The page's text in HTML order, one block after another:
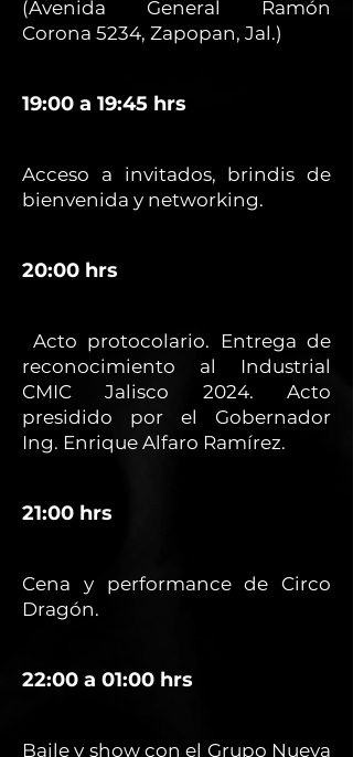
(Avenida General Ramón
Corona 5234, Zapopan, Jal.)
19:00 a 19:45 hrs
Acceso a invitados, brindis de
bienvenida y networking.
20:00 hrs
Acto protocolario. Entrega de
reconocimiento al Industrial
CMIC Jalisco 2024. Acto
presidido por el Gobernador
Ing. Enrique Alfaro Ramírez.
21:00 hrs
Cena y performance de Circo
Dragón.
22:00 a 01:00 hrs
Baile y show con el Grupo Nueva